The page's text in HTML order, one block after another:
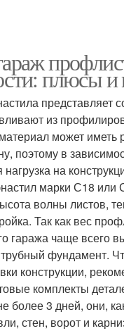
плюсы
представляет
из
может иметь
поэтому в
нагрузка на
марки С18 или
волны листов,
Так как вес
гаража чаще всего
фундамент.
конструкции,
комплекты
более 3 дней, они,
стен, ворот и